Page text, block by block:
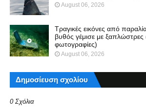
August 06, 2026
Τραγικές εικόνες από
βυθός γέμισε με ξαπλώστρες
φωτογραφίες)
August 06, 2026
Δημοσίευση σχολίου
0 Σχόλια